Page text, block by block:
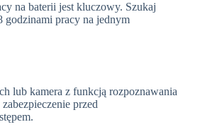
na baterii jest kluczowy. Szukaj
godzinami pracy na jednym
lub kamera z funkcją rozpoznawania
przed